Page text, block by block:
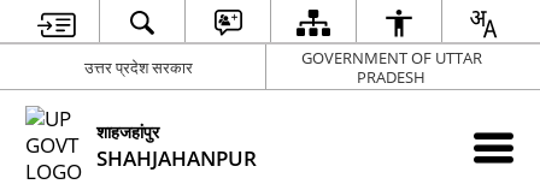
उत्तर प्रदेश सरकार
GOVERNMENT OF UTTAR
PRADESH
शाहजहांपुर
SHAHJAHANPUR